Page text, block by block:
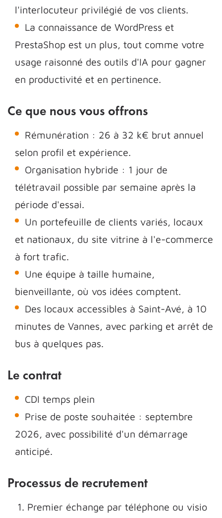
l'interlocuteur privilégié de vos clients.
La connaissance de WordPress et
PrestaShop est un plus, tout comme votre
usage raisonné des outils d'IA pour gagner
en productivité et en pertinence.
Ce que nous vous offrons
Rémunération : 26 à 32 k€ brut annuel
selon profil et expérience.
Organisation hybride : 1 jour de
télétravail possible par semaine après la
période d'essai.
Un portefeuille de clients variés, locaux
et nationaux, du site vitrine à l'e-commerce
à fort trafic.
Une équipe à taille humaine,
bienveillante, où vos idées comptent.
Des locaux accessibles à Saint-Avé, à 10
minutes de Vannes, avec parking et arrêt de
bus à quelques pas.
Le contrat
CDI temps plein
Prise de poste souhaitée : septembre
2026, avec possibilité d'un démarrage
anticipé.
Processus de recrutement
Premier échange par téléphone ou visio